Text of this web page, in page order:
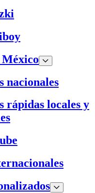
México
nacionales
rápidas locales y